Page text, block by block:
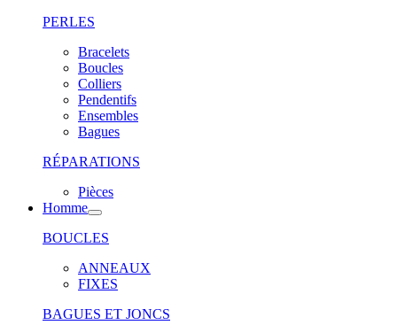
PERLES
Bracelets
Boucles
Colliers
Pendentifs
Ensembles
Bagues
RÉPARATIONS
Pièces
Homme
BOUCLES
ANNEAUX
FIXES
BAGUES ET JONCS